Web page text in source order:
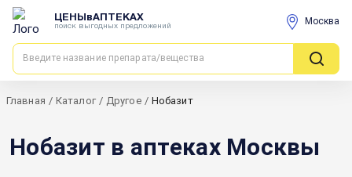
ЦЕНЫвАПТЕКАХ
поиск выгодных предложений Москва
Главная / Каталог / Другое / Нобазит
Нобазит в аптеках Москвы